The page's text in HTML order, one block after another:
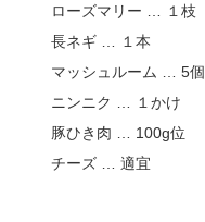
ローズマリー … １枝
長ネギ … １本
マッシュルーム … 5個
ニンニク … １かけ
豚ひき肉 … 100g位
チーズ … 適宜